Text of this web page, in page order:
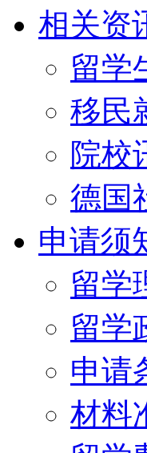
相关资
留学
移民
院校
德国
申请须
留学
留学
申请
材料